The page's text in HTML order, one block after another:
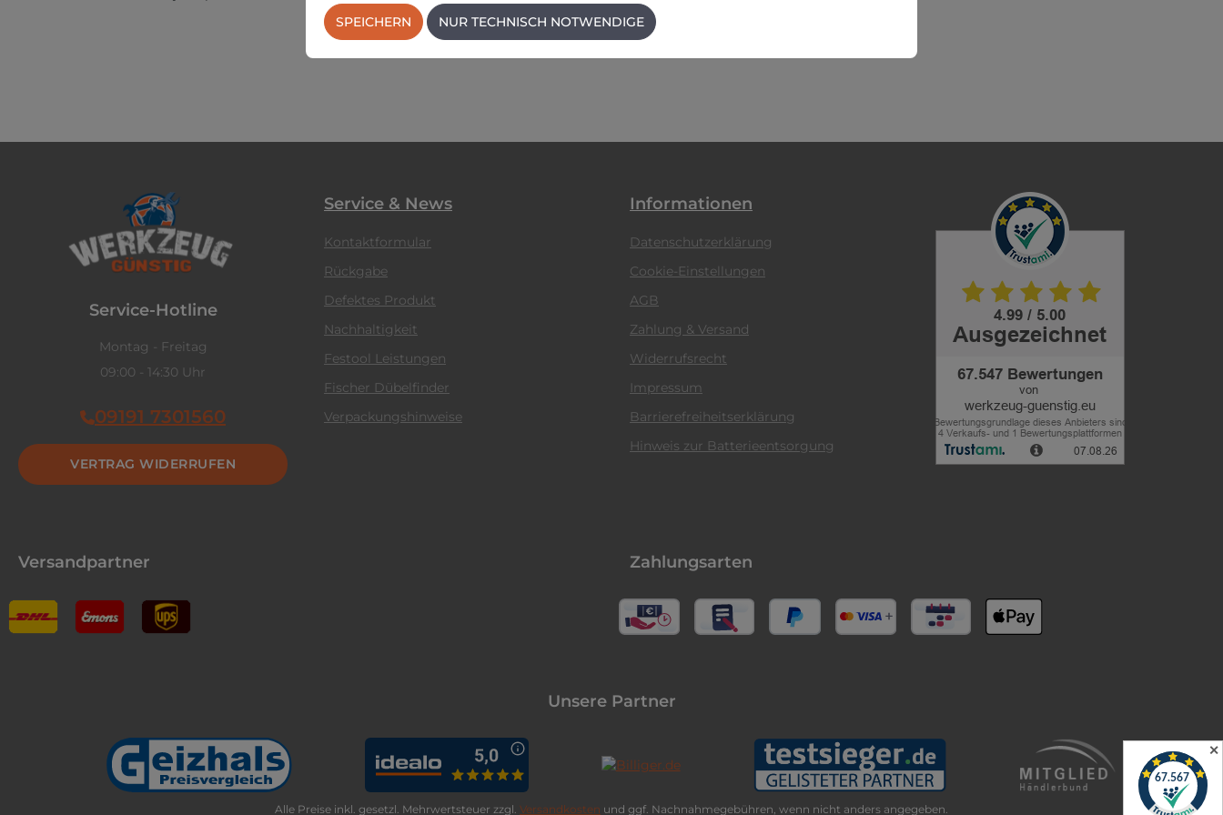
Service-Hotline
Montag - Freitag
09:00 - 14:30 Uhr
09191 7301560
VERTRAG WIDERRUFEN
Service & News
Kontaktformular
Rückgabe
Defektes Produkt
Nachhaltigkeit
Festool Leistungen
Fischer Dübelfinder
Verpackungshinweise
Informationen
Datenschutzerklärung
Cookie-Einstellungen
AGB
Zahlung & Versand
Widerrufsrecht
Impressum
Barrierefreiheitserklärung
Hinweis zur Batterieentsorgung
Versandpartner Zahlungsarten
Unsere Partner
Alle Preise inkl. gesetzl. Mehrwertsteuer zzgl. Versandkosten und ggf. Nachnahmegebühren, wenn nicht anders angegeben.
SPEICHERN NUR TECHNISCH NOTWENDIGE
✕